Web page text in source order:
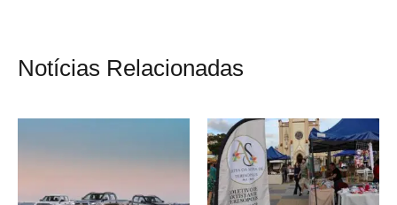
Notícias Relacionadas